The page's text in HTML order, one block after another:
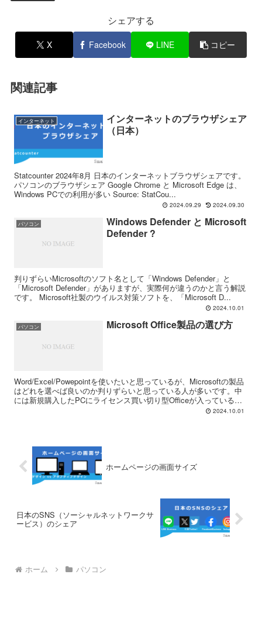
シェアする
X Facebook LINE コピー
関連記事
インターネット
インターネットのブラウザシェア
（日本）
Statcounter 2024年8月 日本のインターネットブラウザシェアです。
パソコンのブラウザシェア Google Chrome と Microsoft Edge は、
Windows PCでの利用が多い Source: StatCou...
2024.09.29 2024.09.30
パソコン
Windows Defender と Microsoft
Defender ?
判りずらいMicrosoftのソフト名として「Windows Defender」と
「Microsoft Defender」がありますが、実際何が違うのかと言う解説
です。 Microsoft社製のウイルス対策ソフトを、「Microsoft D...
2024.10.01
パソコン Microsoft Office製品の選び方
Word/Excel/Powepointを使いたいと思っているが、Microsoftの製品
はどれを選べば良いのか判りずらいと思っている人が多いです。中
には新規購入したPCにライセンス買い切り型Officeが入っているの
2024.10.01
ホームページの画面サイズ
日本のSNS（ソーシャルネットワークサ
ービス）のシェア
ホーム パソコン